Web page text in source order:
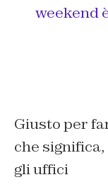
weekend
Giusto per
che
gli uffici